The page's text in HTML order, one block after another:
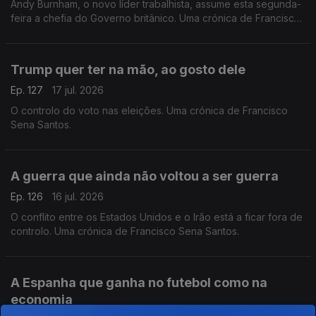
Andy Burnham, o novo líder trabalhista, assume esta segunda-
feira a chefia do Governo britânico. Uma crónica de Francisco
Trump quer ter na mão, ao gosto dele
Ep. 127
17 jul. 2026
O controlo do voto nas eleições. Uma crónica de Francisco
Sena Santos.
A guerra que ainda não voltou a ser guerra
Ep. 126
16 jul. 2026
O conflito entre os Estados Unidos e o Irão está a ficar fora de
controlo. Uma crónica de Francisco Sena Santos.
A Espanha que ganha no futebol como na
economia